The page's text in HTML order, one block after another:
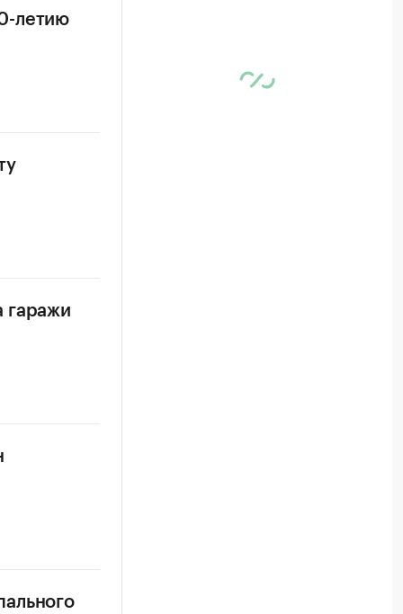
летию
гаражи